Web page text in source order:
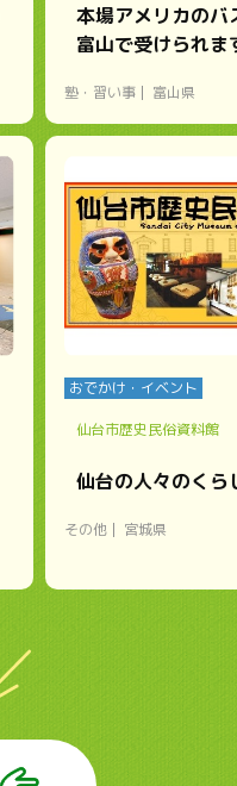
本場アメリカのバ
富山で受けられま
塾・習い事 富山県
おでかけ・イベント
仙台市歴史民俗資料館
仙台の人々のくら
その他 宮城県